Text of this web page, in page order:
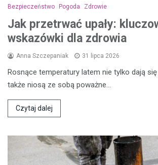
Bezpieczeństwo Pogoda Zdrowie
Jak przetrwać upały:
wskazówki dla zdrowia
Anna Szczepaniak 31 lipca 2026
Rosnące temperatury latem nie tylko dają
także niosą ze sobą poważne…
Czytaj dalej